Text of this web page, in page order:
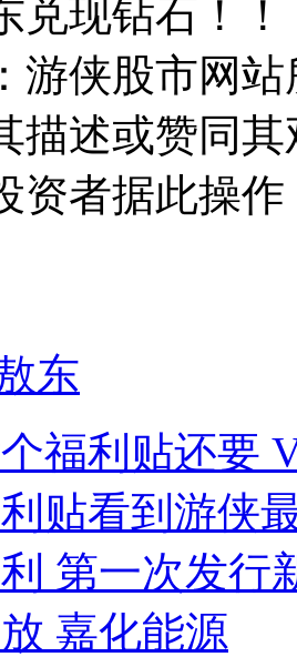
兑现钻石！！
游侠股市网
描述或赞同
资者据此操
东
福利贴还要
贴看到游侠
第一次发行
嘉化能源